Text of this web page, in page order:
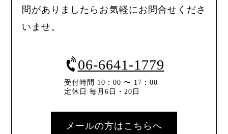
問がありましたらお気軽にお問合せくださ
いませ。
06-6641-1779
受付時間 10：00 〜 17：00
定休日 毎月6日・20日
メールの方はこちらへ